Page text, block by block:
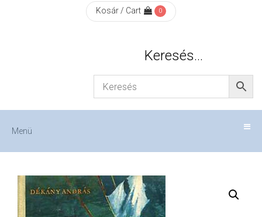
Kosár / Cart 0
Keresés…
Menü